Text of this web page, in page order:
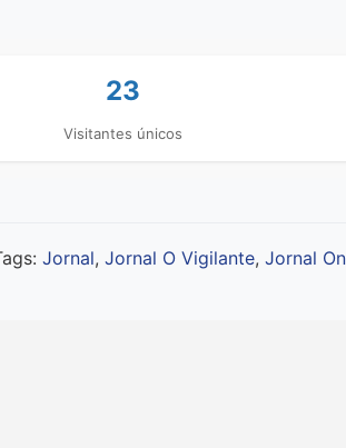
23
Visitantes únicos
Jornal, Jornal O Vigilante, Jornal